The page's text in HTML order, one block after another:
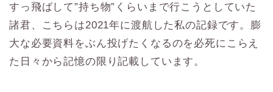
すっ飛ばして”持ち物”くらいまで行こうとしていた
諸君、こちらは2021年に渡航した私の記録です。膨
大な必要資料をぶん投げたくなるのを必死にこらえ
た日々から記憶の限り記載しています。